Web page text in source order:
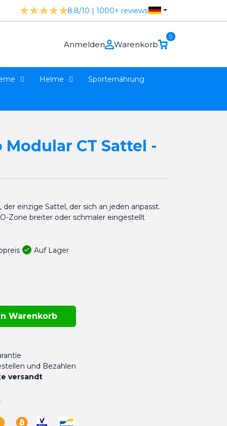
8.8/10 | 1000+ reviews
Anmelden
0
Warenkorb
Helme Sporternährung
Modular CT Sattel -
der einzige Sattel, der sich an jeden anpasst.
Zone breiter oder schmaler eingestellt
Auf Lager
Warenkorb
und Bezahlen
versandt